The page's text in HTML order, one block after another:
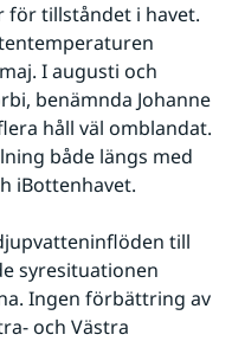
för tillståndet i havet.
I augusti och
benämnda Johanne
håll väl omblandat.
både längs med
iBottenhavet.
till
syresituationen
Ingen förbättring av
och Västra